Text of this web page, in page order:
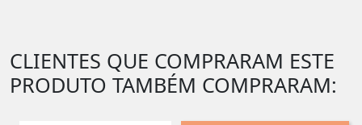
CLIENTES QUE COMPRARAM ESTE
PRODUTO TAMBÉM COMPRARAM: